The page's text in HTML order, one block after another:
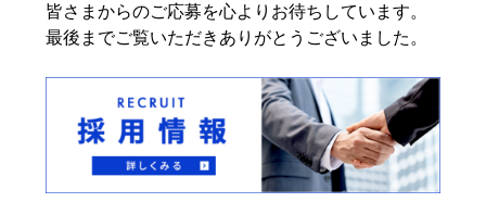
皆さまからのご応募を心よりお待ちしています。
最後までご覧いただきありがとうございました。